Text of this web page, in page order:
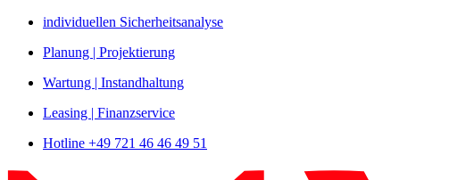
Zum
springen
individuellen Sicherheitsanalyse
Planung | Projektierung
Wartung | Instandhaltung
Leasing | Finanzservice
Hotline +49 721 46 46 49 51